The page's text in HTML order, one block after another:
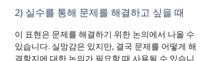
2) 실수를 통해 문제를 해결하고 싶을 때
이 표현은 문제를 해결하기 위한 논의에서 나올 수
있습니다. 실망감은 있지만, 결국 문제를 어떻게 해
결할지에 대한 논의가 필요할 때 사용될 수 있습니